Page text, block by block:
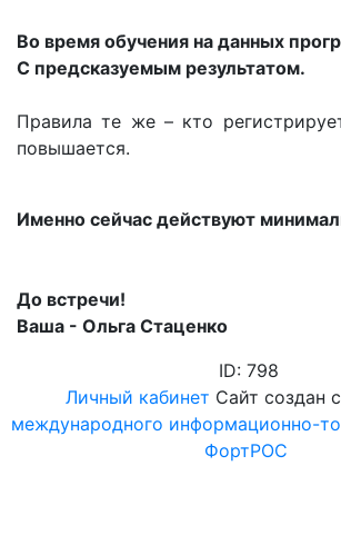
Во время обучения на данных
С предсказуемым результатом.
Правила те же – кто
повышается.
Именно сейчас действуют
До встречи!
Ваша - Ольга Стаценко
ID: 798
Личный кабинет Сайт создан
международного информационно-
ФортРОС